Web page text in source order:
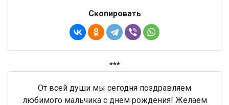
Скопировать
***
От всей души мы сегодня поздравляем
любимого мальчика с днем рождения! Желаем